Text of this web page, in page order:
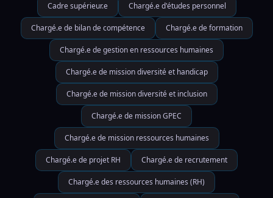
Cadre supérieur.e Chargé.e d'études personnel
Chargé.e de bilan de compétence Chargé.e de formation
Chargé.e de gestion en ressources humaines
Chargé.e de mission diversité et handicap
Chargé.e de mission diversité et inclusion
Chargé.e de mission GPEC
Chargé.e de mission ressources humaines
Chargé.e de projet RH Chargé.e de recrutement
Chargé.e des ressources humaines (RH)